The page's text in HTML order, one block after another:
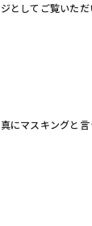
としてご覧いただ
にマスキングと